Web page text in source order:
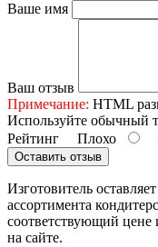
Ваше имя
Ваш отзыв
Примечание: HTML
Используйте обычный
Рейтинг Плохо
Оставить отзыв
Изготовитель
ассортимента
соответствующий цене
на сайте.